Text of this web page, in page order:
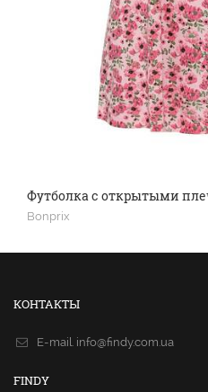
Футболка с открытыми
Bonprix
КОНТАКТЫ
E-mail. info@findy.com.ua
FINDY